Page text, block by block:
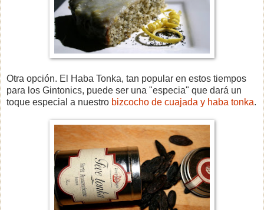
Otra opción. El Haba Tonka, tan popular en estos tiempos
para los Gintonics, puede ser una "especia" que dará un
toque especial a nuestro bizcocho de cuajada y haba tonka.